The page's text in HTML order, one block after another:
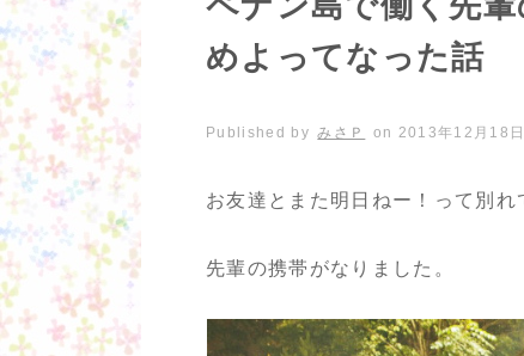
めよってなった話
Published by みさＰ on 2013年12月18日
お友達とまた明日ねー！って別れ
先輩の携帯がなりました。